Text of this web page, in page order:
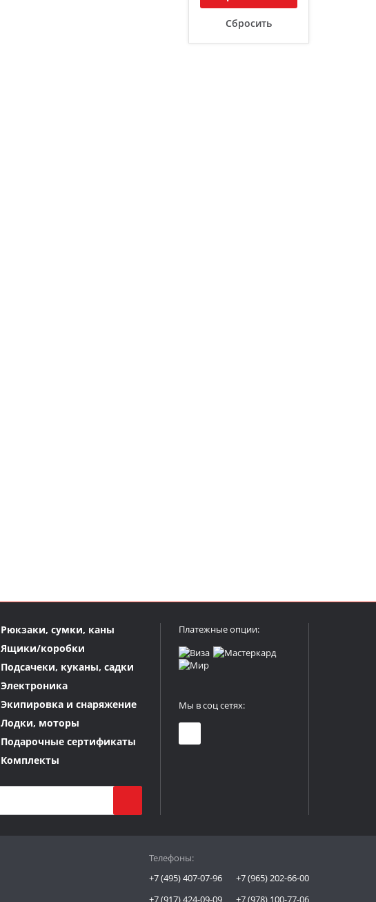
Сбросить
Рюкзаки, сумки, каны
Ящики/коробки
Подсачеки, куканы, садки
Электроника
Экипировка и снаряжение
Лодки, моторы
Подарочные сертификаты
Комплекты
Платежные опции:
Мы в соц сетях:
Телефоны:
+7 (495) 407-07-96
+7 (917) 424-09-09
+7 (965) 202-66-00
+7 (978) 100-77-06